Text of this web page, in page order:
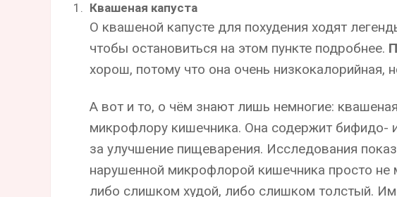
Квашеная капуста
О квашеной капусте для похудения ходят
чтобы остановиться на этом пункте подробнее.
хорош, потому что она очень низкокалорийная,
А вот и то, о чём знают лишь немногие:
микрофлору кишечника. Она содержит бифидо-
за улучшение пищеварения. Исследования
нарушенной микрофлорой кишечника просто
либо слишком худой, либо слишком толстый.